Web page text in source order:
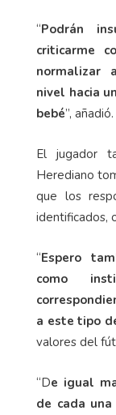
“Podrán
criticarme
normalizar
nivel hacia
bebé”, añadió.
El jugador
Herediano
que los
identificados,
“Espero
como
a este tipo
valores del
“De igual
de cada